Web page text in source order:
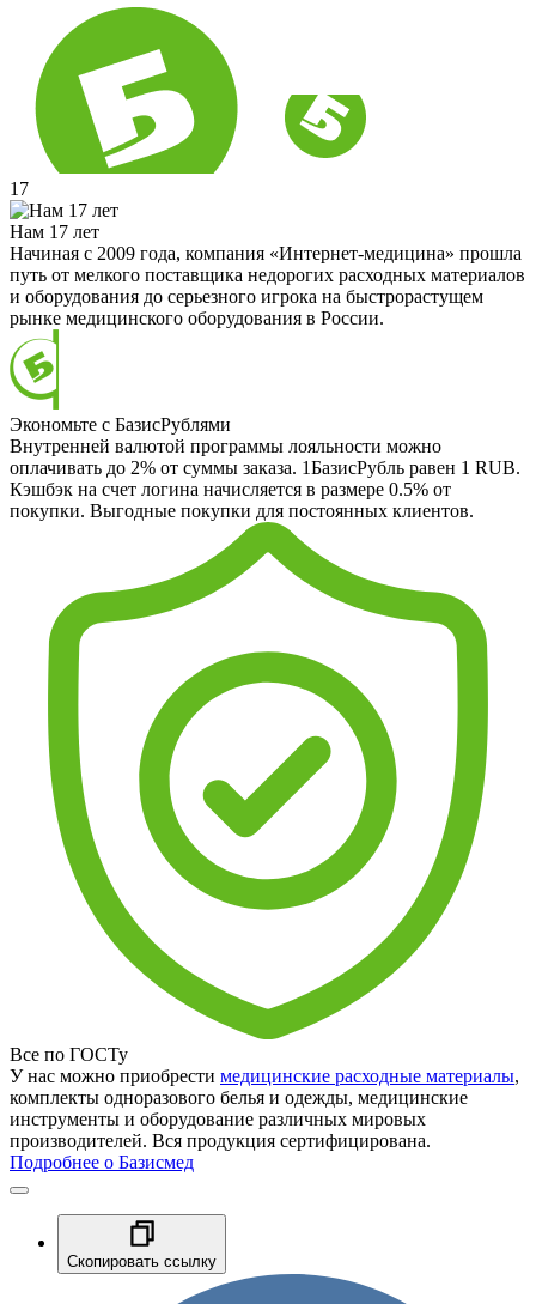
17
Нам 17 лет
Начиная с 2009 года, компания «Интернет-медицина» прошла
путь от мелкого поставщика недорогих расходных материалов
и оборудования до серьезного игрока на быстрорастущем
рынке медицинского оборудования в России.
Экономьте с БазисРублями
Внутренней валютой программы лояльности можно
оплачивать до 2% от суммы заказа. 1БазисРубль равен 1 RUB.
Кэшбэк на счет логина начисляется в размере 0.5% от
покупки. Выгодные покупки для постоянных клиентов.
Все по ГОСТу
У нас можно приобрести медицинские расходные материалы,
комплекты одноразового белья и одежды, медицинские
инструменты и оборудование различных мировых
производителей. Вся продукция сертифицирована.
Подробнее о Базисмед
Скопировать ссылку